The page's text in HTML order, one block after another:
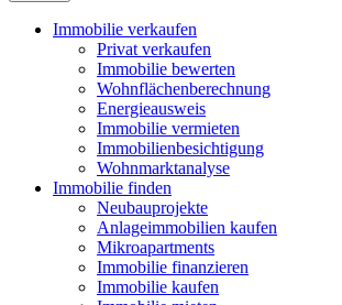
Immobilie verkaufen
Privat verkaufen
Immobilie bewerten
Wohnflächenberechnung
Energieausweis
Immobilie vermieten
Immobilienbesichtigung
Wohnmarktanalyse
Immobilie finden
Neubauprojekte
Anlageimmobilien kaufen
Mikroapartments
Immobilie finanzieren
Immobilie kaufen